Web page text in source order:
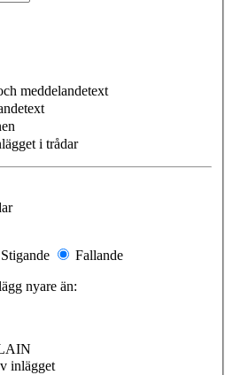
meddelandetext
i trådar
Stigande
Fallande
nyare än:
inlägget